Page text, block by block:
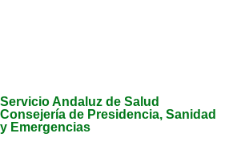
Servicio Andaluz de Salud
Consejería de Presidencia, Sanidad
y Emergencias